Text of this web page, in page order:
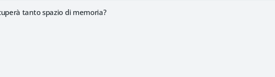
tanto spazio di memoria?